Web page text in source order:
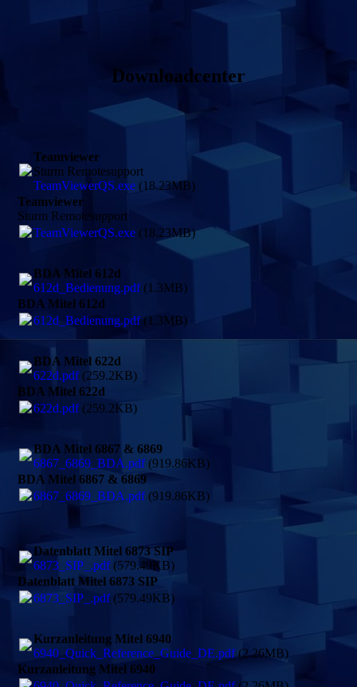
Downloadcenter
Teamviewer
Sturm Remotesupport
TeamViewerQS.exe (18.23MB)
Teamviewer
Sturm Remotesupport
TeamViewerQS.exe (18.23MB)
BDA Mitel 612d
612d_Bedienung.pdf(1.3MB)
BDA Mitel 612d
612d_Bedienung.pdf(1.3MB)
BDA Mitel 622d
622d.pdf(259.2KB)
BDA Mitel 622d
622d.pdf(259.2KB)
BDA Mitel 6867 & 6869
6867_6869_BDA.pdf(919.86KB)
BDA Mitel 6867 & 6869
6867_6869_BDA.pdf(919.86KB)
Datenblatt Mitel 6873 SIP
6873_SIP_.pdf(579.49KB)
Datenblatt Mitel 6873 SIP
6873_SIP_.pdf(579.49KB)
Kurzanleitung Mitel 6940
6940_Quick_Reference_Guide_DE.pdf(2.26MB)
Kurzanleitung Mitel 6940